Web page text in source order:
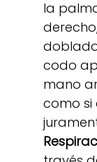
la
codo
mano
como si